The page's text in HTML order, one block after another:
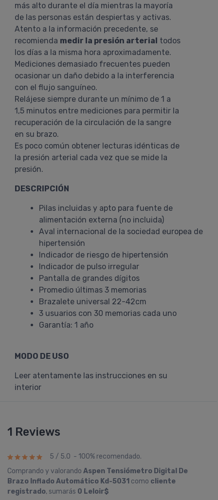
más alto durante el día mientras la mayoría
de las personas están despiertas y activas.
Atento a la información precedente, se
recomienda medir la presión arterial todos
los días a la misma hora aproximadamente.
Mediciones demasiado frecuentes pueden
ocasionar un daño debido a la interferencia
con el flujo sanguíneo.
Relájese siempre durante un mínimo de 1 a
1,5 minutos entre mediciones para permitir la
recuperación de la circulación de la sangre
en su brazo.
Es poco común obtener lecturas idénticas de
la presión arterial cada vez que se mide la
presión.
DESCRIPCIÓN
Pilas incluidas y apto para fuente de
alimentación externa (no incluida)
Aval internacional de la sociedad europea de
hipertensión
Indicador de riesgo de hipertensión
Indicador de pulso irregular
Pantalla de grandes dígitos
Promedio últimas 3 memorias
Brazalete universal 22-42cm
3 usuarios con 30 memorias cada uno
Garantía: 1 año
MODO DE USO
Leer atentamente las instrucciones en su
interior
1 Reviews
5 / 5.0 - 100% recomendado.
Comprando y valorando Aspen Tensiómetro Digital De
Brazo Inflado Automático Kd-5031 como cliente
registrado, sumarás 0 Leloir$